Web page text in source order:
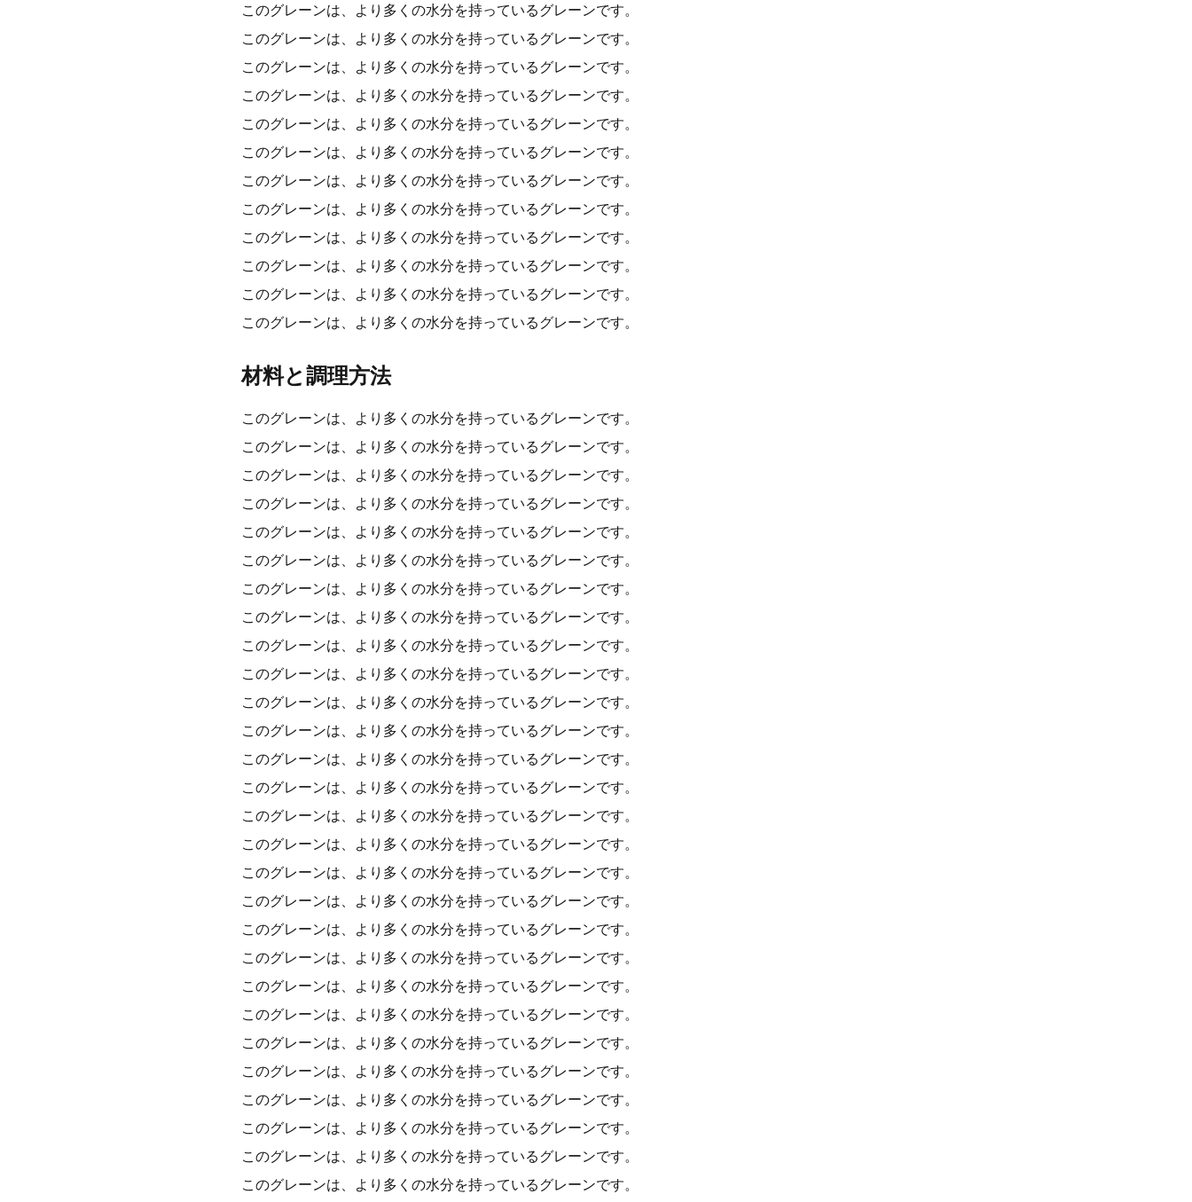
このグレーンは、より多くの水分を持っているグレーンです。
このグレーンは、より多くの水分を持っているグレーンです。
このグレーンは、より多くの水分を持っているグレーンです。
このグレーンは、より多くの水分を持っているグレーンです。
このグレーンは、より多くの水分を持っているグレーンです。
このグレーンは、より多くの水分を持っているグレーンです。
このグレーンは、より多くの水分を持っているグレーンです。
このグレーンは、より多くの水分を持っているグレーンです。
このグレーンは、より多くの水分を持っているグレーンです。
このグレーンは、より多くの水分を持っているグレーンです。
このグレーンは、より多くの水分を持っているグレーンです。
このグレーンは、より多くの水分を持っているグレーンです。
材料と調理方法
このグレーンは、より多くの水分を持っているグレーンです。
このグレーンは、より多くの水分を持っているグレーンです。
このグレーンは、より多くの水分を持っているグレーンです。
このグレーンは、より多くの水分を持っているグレーンです。
このグレーンは、より多くの水分を持っているグレーンです。
このグレーンは、より多くの水分を持っているグレーンです。
このグレーンは、より多くの水分を持っているグレーンです。
このグレーンは、より多くの水分を持っているグレーンです。
このグレーンは、より多くの水分を持っているグレーンです。
このグレーンは、より多くの水分を持っているグレーンです。
このグレーンは、より多くの水分を持っているグレーンです。
このグレーンは、より多くの水分を持っているグレーンです。
このグレーンは、より多くの水分を持っているグレーンです。
このグレーンは、より多くの水分を持っているグレーンです。
このグレーンは、より多くの水分を持っているグレーンです。
このグレーンは、より多くの水分を持っているグレーンです。
このグレーンは、より多くの水分を持っているグレーンです。
このグレーンは、より多くの水分を持っているグレーンです。
このグレーンは、より多くの水分を持っているグレーンです。
このグレーンは、より多くの水分を持っているグレーンです。
このグレーンは、より多くの水分を持っているグレーンです。
このグレーンは、より多くの水分を持っているグレーンです。
このグレーンは、より多くの水分を持っているグレーンです。
このグレーンは、より多くの水分を持っているグレーンです。
このグレーンは、より多くの水分を持っているグレーンです。
このグレーンは、より多くの水分を持っているグレーンです。
このグレーンは、より多くの水分を持っているグレーンです。
このグレーンは、より多くの水分を持っているグレーンです。